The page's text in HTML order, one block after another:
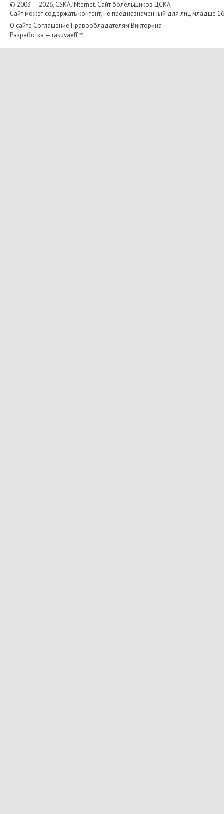
© 2003 — 2026, CSKA.INternet. Cайт болельщиков ЦСКА
Сайт может содержать контент, не предназначенный для лиц младше
О сайте Соглашение Правообладателям Викторина
Разработка — rasuvaeff™